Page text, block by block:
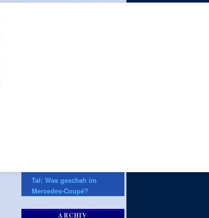
Tal: Was geschah im
Mercedes-Coupé?
ARCHIV